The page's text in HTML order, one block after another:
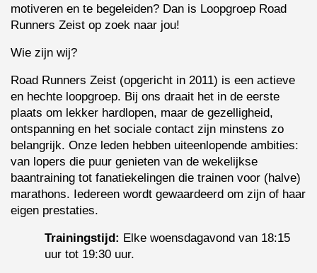
motiveren en te begeleiden? Dan is Loopgroep Road
Runners Zeist op zoek naar jou!
Wie zijn wij?
Road Runners Zeist (opgericht in 2011) is een actieve
en hechte loopgroep. Bij ons draait het in de eerste
plaats om lekker hardlopen, maar de gezelligheid,
ontspanning en het sociale contact zijn minstens zo
belangrijk. Onze leden hebben uiteenlopende ambities:
van lopers die puur genieten van de wekelijkse
baantraining tot fanatiekelingen die trainen voor (halve)
marathons. Iedereen wordt gewaardeerd om zijn of haar
eigen prestaties.
Trainingstijd: Elke woensdagavond van 18:15
uur tot 19:30 uur.